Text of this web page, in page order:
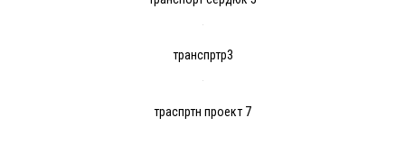
транспртр3
траспртн проект 7